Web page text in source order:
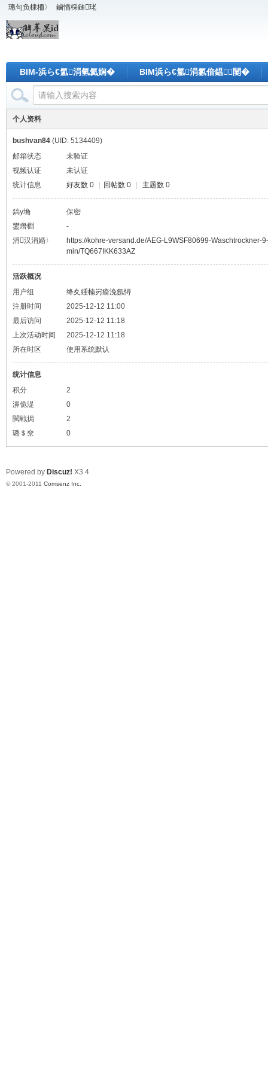
璁句负棣栭〉 鏀惰棌鏈珯
BIM-浜ら€氳涓氫氦娴� BIM浜ら€氳涓氱偣鎾闄�
个人资料
bushvan84 (UID: 5134409)
邮箱状态
未验证
视频认证
未认证
统计信息
好友数 0 回帖数 0 主题数 0
鎬у埆
保密
鐢熸棩
-
涓汉涓婚〉
https://kohre-versand.de/AEG-L9WSF80699-Waschtrockner-
min/TQ667IKK633AZ
活跃概况
用户组
绛夊緟楠岃瘉浼氬憳
注册时间
2025-12-12 11:00
最后访问
2025-12-12 11:18
上次活动时间
2025-12-12 11:18
所在时区
使用系统默认
统计信息
积分
2
濞佹湜
0
閲戦挶
2
璐＄尞
0
Powered by Discuz! X3.4
© 2001-2011 Comsenz Inc.